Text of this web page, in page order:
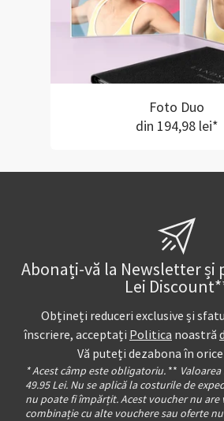
Foto Duo
din 194,98 lei*
Abonați-vă la Newsletter și
Lei
Obțineți reduceri exclusive și
înscriere, acceptați Politica noastră
Vă puteți dezabona în
* Acest câmp este obligatoriu. **
49.95 Lei. Nu se aplică la costurile de
nu poate fi împărțit. Acest voucher nu are
combinație cu alte vouchere sau oferte